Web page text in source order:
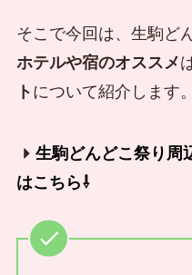
そこで今回は、生駒ど
ホテルや宿のオススメ
ト について紹介します。
生駒どんどこ祭り周
はこちら⇩